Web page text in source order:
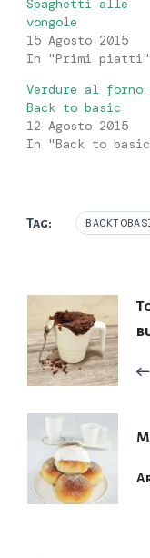
Spaghetti alle
vongole
15 Agosto 2015
In "Primi piatti"
Verdure al forno
Back to basic
12 Agosto 2015
In "Back to
Tag:
articoli